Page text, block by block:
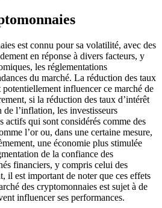
est connu pour sa volatilité, avec des
en réponse à divers facteurs, y
les réglementations
du marché. La réduction des taux
influencer ce marché de
si la réduction des taux d’intérêt
l’inflation, les investisseurs
actifs qui sont considérés comme des
l’or ou, dans une certaine mesure,
une économie plus stimulée
de la confiance des
financiers, y compris celui des
il est important de noter que ces effets
des cryptomonnaies est sujet à de
influencer ses performances.